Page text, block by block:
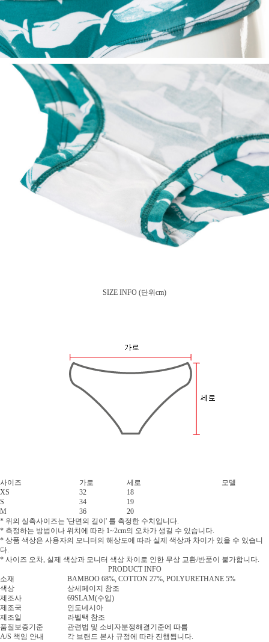
SIZE INFO (단위cm)
사이즈 가로 세로
모델
XS
32
18
S
34
19
M
36
20
* 위의 실측사이즈는 '단면의 길이' 를 측정한 수치입니다.
* 측정하는 방법이나 위치에 따라 1~2cm의 오차가 생길 수 있습니다.
* 상품 색상은 사용자의 모니터의 해상도에 따라 실제 색상과 차이가 있을 수 있습니
다.
* 사이즈 오차, 실제 색상과 모니터 색상 차이로 인한 무상 교환/반품이 불가합니다.
PRODUCT INFO
소재
BAMBOO 68%, COTTON 27%, POLYURETHANE 5%
색상
상세페이지 참조
제조사
69SLAM(수입)
제조국
인도네시아
제조일
라벨택 참조
품질보증기준
관련법 및 소비자분쟁해결기준에 따름
A/S 책임 안내
각 브랜드 본사 규정에 따라 진행됩니다.